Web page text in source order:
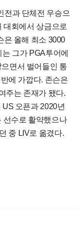
전과 단체전 우승으
대회에서 상금으로
은 올해 최소 3000
그가 PGA투어에
면서 벌어들인 통
에 가깝다. 존슨은
주는 존재가 됐다.
오픈과 2020년
선수로 활약했으나
중 LIV로 옮겼다.